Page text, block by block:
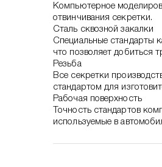
Компьютерное
отвинчивания секретки.
Сталь сквозной закалки
Специальные стандарты
что позволяет добиться
Резьба
Все секретки
стандартом для
Рабочая поверхность
Точность стандартов
используемые в